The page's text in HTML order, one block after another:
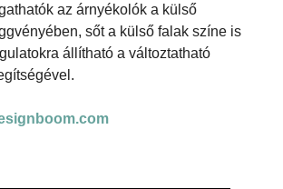
az árnyékolók a külső
sőt a külső falak színe is
állítható a változtatható